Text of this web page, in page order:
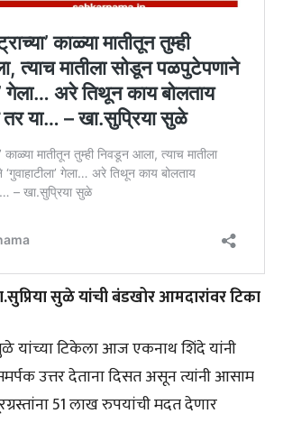
सुळे यांची बंडखोर आमदारांवर टिका
यांच्या टिकेला आज एकनाथ शिंदे यांनी
उत्तर देताना दिसत असून त्यांनी आसाम
51 लाख रुपयांची मदत देणार